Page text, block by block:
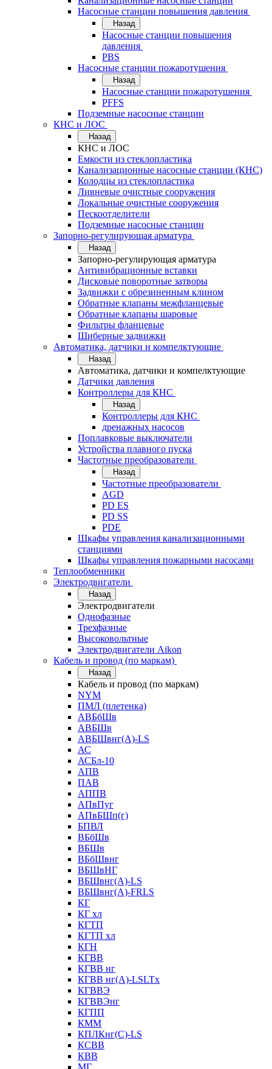
Насосные станции повышения давления
Назад
Насосные станции повышения
давления
PBS
Насосные станции пожаротушения
Назад
Насосные станции пожаротушения
PFFS
Подземные насосные станции
КНС и ЛОС
Назад
КНС и ЛОС
Емкости из стеклопластика
Канализационные насосные станции (КНС)
Колодцы из стеклопластика
Ливневые очистные сооружения
Локальные очистные сооружения
Пескоотделители
Подземные насосные станции
Запорно-регулирующая арматура
Назад
Запорно-регулирующая арматура
Антивибрационные вставки
Дисковые поворотные затворы
Задвижки с обрезиненным клином
Обратные клапаны межфланцевые
Обратные клапаны шаровые
Фильтры фланцевые
Шиберные задвижки
Автоматика, датчики и компелктующие
Назад
Автоматика, датчики и компелктующие
Датчики давления
Контроллеры для КНС
Назад
Контроллеры для КНС
дренажных насосов
Поплавковые выключатели
Устройства плавного пуска
Частотные преобразователи
Назад
Частотные преобразователи
AGD
PD ES
PD SS
PDE
Шкафы управления канализационными
станциями
Шкафы управления пожарными насосами
Теплообменники
Электродвигатели
Назад
Электродвигатели
Однофазные
Трехфазные
Высоковольтные
Электродвигатели Aikon
Кабель и провод (по маркам)
Назад
Кабель и провод (по маркам)
NYM
ПМЛ (плетенка)
АВБбШв
АВБШв
АВБШвнг(А)-LS
АС
АСБл-10
АПВ
ПАВ
АППВ
АПвПуг
АПвБШп(г)
БПВЛ
ВБбШв
ВБШв
ВБбШвнг
ВБШвНГ
ВБШвнг(А)-LS
ВБШвнг(А)-FRLS
КГ
КГ хл
КГТП
КГТП хл
КГН
КГВВ
КГВВ нг
КГВВ нг(А)-LSLTx
КГВВЭ
КГВВЭнг
КГПП
КММ
КПЛКнг(C)-LS
КСВВ
КВВ
МГ